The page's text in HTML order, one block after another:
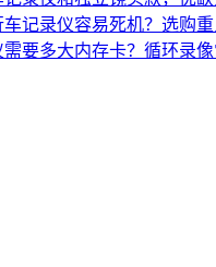
车记录仪容易死机？选购
要多大内存卡？循环录